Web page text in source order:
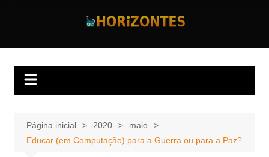
Horizontes
Página inicial 2020
maio
Educar (em Computação) para a Guerra ou para a Paz?